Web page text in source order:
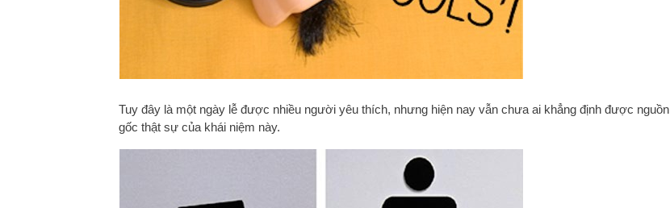
Tuy đây là một ngày lễ được nhiều người yêu thích, nhưng hiện nay vẫn chưa ai khẳng định được nguồn
gốc thật sự của khái niệm này.